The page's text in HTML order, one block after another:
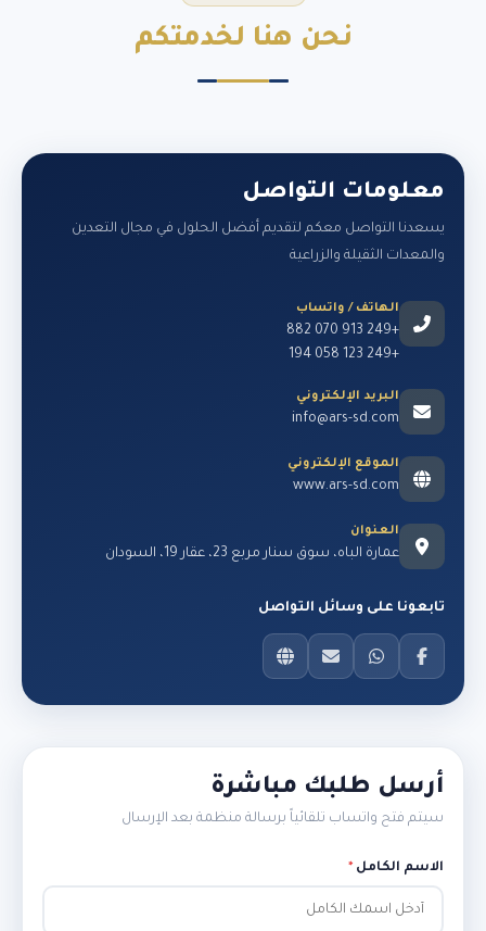
نحن هنا لخدمتكم
معلومات التواصل
يسعدنا التواصل معكم لتقديم أفضل الحلول في مجال التعدين
والمعدات الثقيلة والزراعية
الهاتف / واتساب
+249 913 070 882
+249 123 058 194
البريد الإلكتروني
info@ars-sd.com
الموقع الإلكتروني
www.ars-sd.com
العنوان
عمارة الباه، سوق سنار مربع 23، عقار 19، السودان
تابعونا على وسائل التواصل
أرسل طلبك مباشرة
سيتم فتح واتساب تلقائياً برسالة منظمة بعد الإرسال
الاسم الكامل *